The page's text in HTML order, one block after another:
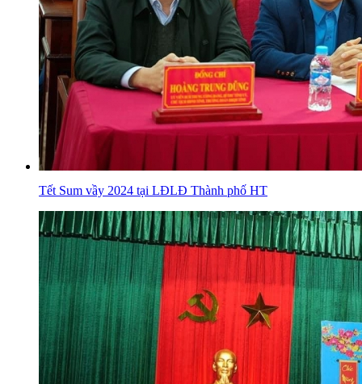
Tết Sum vầy 2024 tại LĐLĐ Thành phố HT